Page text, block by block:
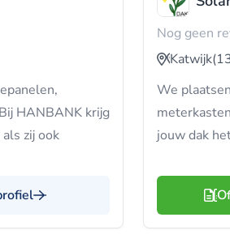
HANBANK krijg
zij ook
Nog geen
Katwijk
We
jouw dak